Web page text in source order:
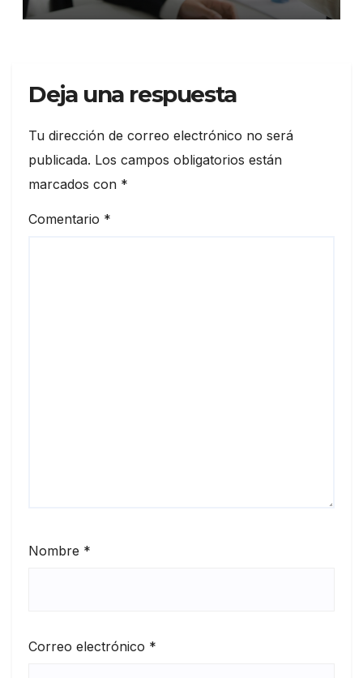
Deja una respuesta
Tu dirección de correo electrónico no será
publicada. Los campos obligatorios están
marcados con *
Comentario *
Nombre *
Correo electrónico *